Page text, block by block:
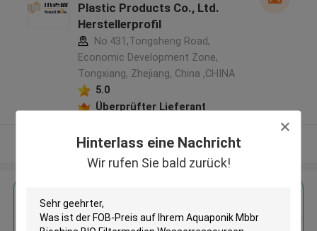
Hinterlass eine Nachricht
Wir rufen Sie bald zurück!
Plastic Products Co., Ltd.
Herstellerprofil
No.431,Tongsheng Road,
Economic Development Zone,
Tongxiang, Zhejiang, China ,CHINA
5.0
Überprüfter Lieferant
Sehen Sie mehr an
Erhalten Sie den besten Preis für